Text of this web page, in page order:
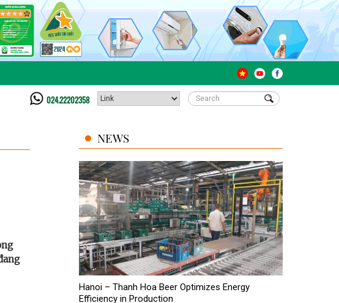
024.22202358
NEWS
Hanoi – Thanh Hoa Beer Optimizes Energy
Efficiency in Production